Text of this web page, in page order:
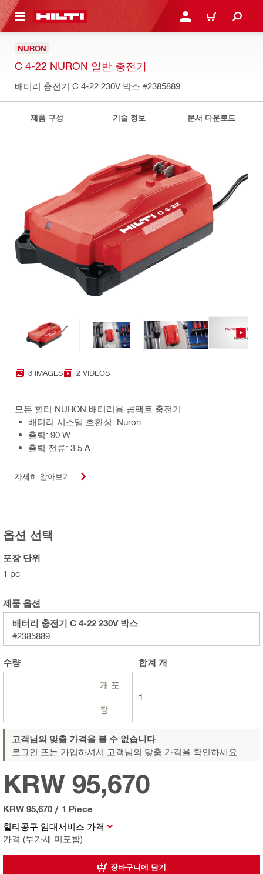
으로 건너뛰기 로그인 또는 회원가입
장바구니
NURON
C 4-22 NURON 일반 충전기
배터리 충전기 C 4-22 230V 박스 #2385889
제품 구성 기술 정보 문서 다운로드
3 IMAGES 2 VIDEOS
모든 힐티 NURON 배터리용 콤팩트 충전기
배터리 시스템 호환성: Nuron
출력: 90 W
출력 전류: 3.5 A
자세히 알아보기
옵션 선택
포장 단위
1 pc
제품 옵션
배터리 충전기 C 4-22 230V 박스
#2385889
수량
개 포
장
합계 개
1
고객님의 맞춤 가격을 볼 수 없습니다
로그인 또는 가입하셔서 고객님의 맞춤 가격을 확인하세요
힐티공구 임대서비스 가격
가격 (부가세 미포함)
KRW 95,670
KRW 95,670 / 1 Piece
장바구니에 담기